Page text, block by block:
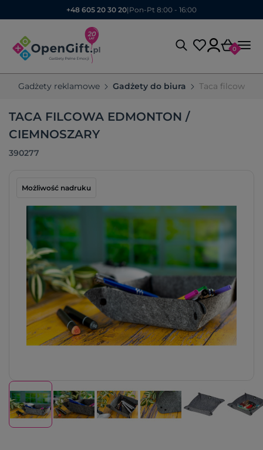
+48 605 20 30 20| Pon-Pt 8:00 - 16:00
0
Gadżety reklamowe Gadżety do biura Taca filcowa
TACA FILCOWA EDMONTON /
CIEMNOSZARY
390277
Możliwość nadruku